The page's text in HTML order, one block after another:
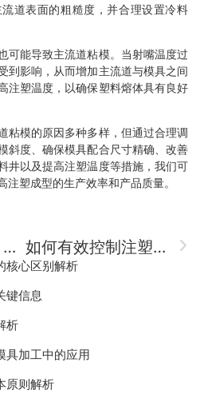
道表面的粗糙度，并合理设置冷料
可能导致主流道粘模。当射嘴温度过
到影响，从而增加主流道与模具之间
注塑温度，以确保塑料熔体具有良好
粘模的原因多种多样，但通过合理调
斜度、确保模具配合尺寸精确、改善
井以及提高注塑温度等措施，我们可
注塑成型的生产效率和产品质量。
钨钢的广泛应用：探索其在多领域的卓越表现 如何有效控制注塑模具的加工成本？
核心区别解析
键信息
析
具加工中的应用
原则解析